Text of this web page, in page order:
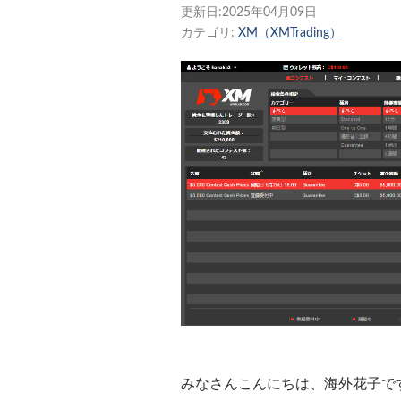
更新日:2025年04月09日
カテゴリ: XM（XMTrading）
みなさんこんにちは、海外花子で